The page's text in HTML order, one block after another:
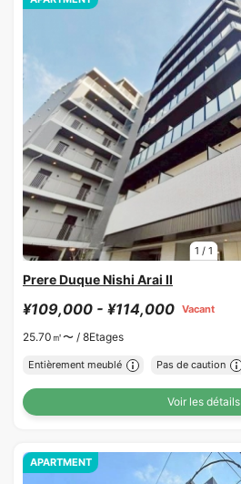
1 / 1
Prere Duque Nishi Arai II
¥109,000 - ¥114,000 Vacant
25.70㎡〜 / 8Etages
Entièrement meublé Pas de caution
Voir les détails
APARTMENT